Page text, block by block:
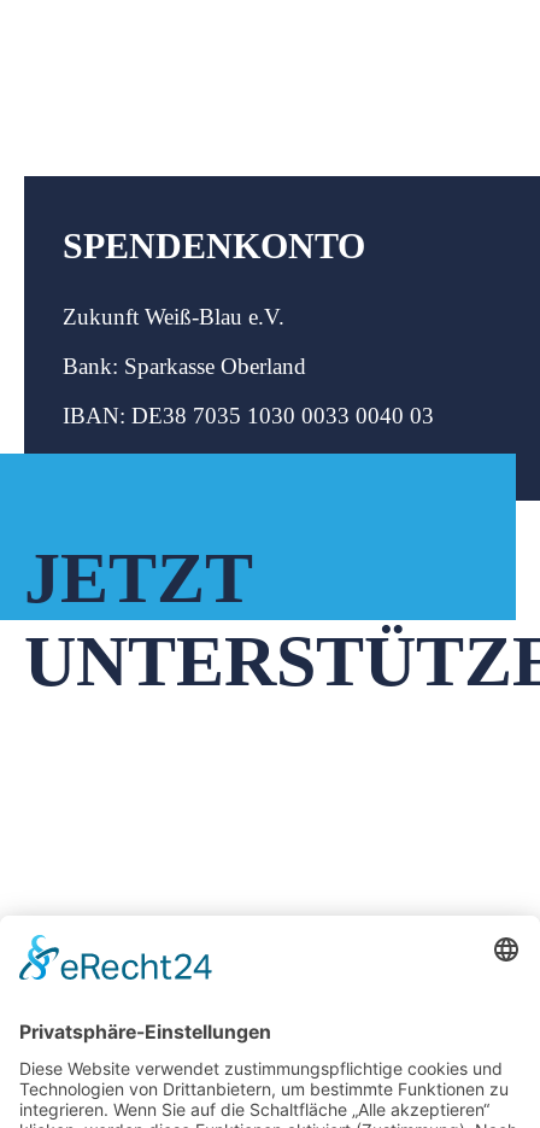
SPENDENKONTO
Zukunft Weiß-Blau e.V.
Bank: Sparkasse Oberland
IBAN: DE38 7035 1030 0033 0040 03
JETZT
Dann schau bei unserem FAQ vorbei!